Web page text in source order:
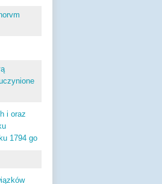
i oraz
1794 go